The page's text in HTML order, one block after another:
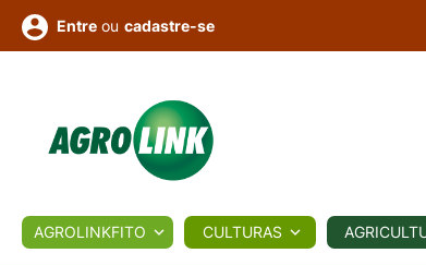
BIOLÓGICOS COTAÇÕES NOTÍCIAS
Entre ou cadastre-se
AGROLINKFITO CULTURAS